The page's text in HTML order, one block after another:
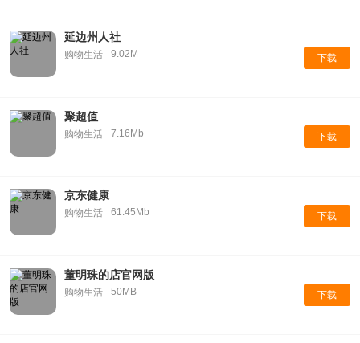
延边州人社
购物生活 9.02M 下载
聚超值
购物生活 7.16Mb 下载
京东健康
购物生活 61.45Mb 下载
董明珠的店官网版
购物生活 50MB 下载